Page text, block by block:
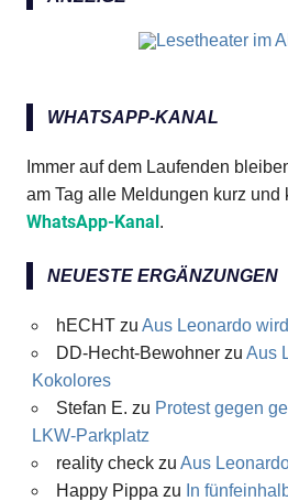
WHATSAPP-KANAL
Immer auf dem Laufenden
am Tag alle Meldungen kurz und
WhatsApp-Kanal.
NEUESTE ERGÄNZUNGEN
hECHTzu Aus Leonardo
DD-Hecht-Bewohnerzu Aus
Kokolores
Stefan E. zu Protest gegen
LKW-Parkplatz
reality checkzu Aus
Happy Pippa zu In